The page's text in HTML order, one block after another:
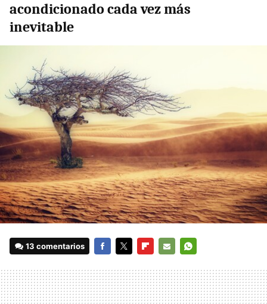
acondicionado cada vez más
inevitable
13 comentarios
MAIL